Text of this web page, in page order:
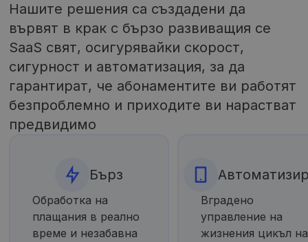
Нашите решения са създадени да
вървят в крак с бързо развиващия се
SaaS свят, осигурявайки скорост,
сигурност и автоматизация, за да
гарантират, че абонаментите ви работят
безпроблемно и приходите ви нарастват
предвидимо
Бърз
Обработка на
плащания в реално
време и незабавна
Вградено
управление на
жизнения цикъл на